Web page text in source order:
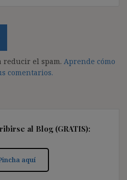
reducir el spam. Aprende cómo
comentarios.
al Blog (GRATIS):
aquí